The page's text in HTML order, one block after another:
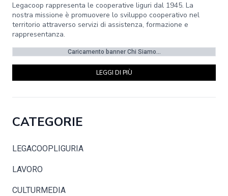
Legacoop rappresenta le cooperative liguri dal 1945. La
nostra missione è promuovere lo sviluppo cooperativo nel
territorio attraverso servizi di assistenza, formazione e
rappresentanza.
Caricamento banner Chi Siamo...
LEGGI DI PIÙ
CATEGORIE
LEGACOOPLIGURIA
LAVORO
CULTURMEDIA